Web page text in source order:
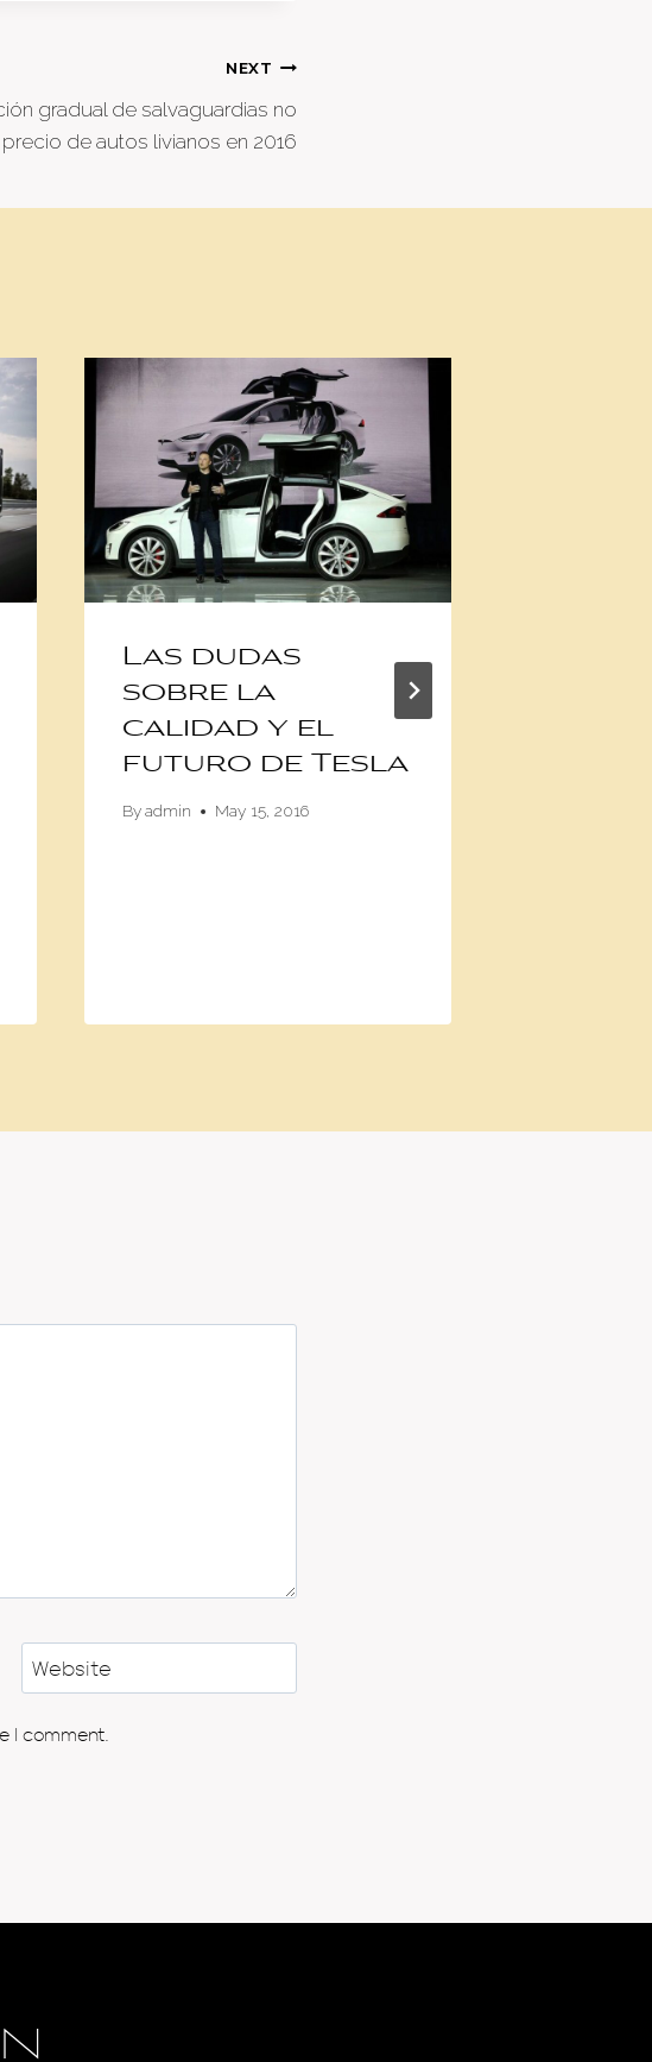
NEXT
gradual de salvaguardias no
de autos livianos en 2016
Las dudas
sobre la
calidad y el
futuro de Tesla
By admin May 15, 2016
Website
I comment.